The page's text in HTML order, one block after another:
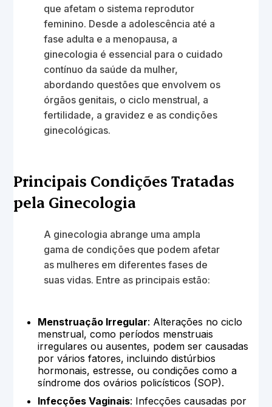
que afetam o sistema reprodutor
feminino. Desde a adolescência até a
fase adulta e a menopausa, a
ginecologia é essencial para o cuidado
contínuo da saúde da mulher,
abordando questões que envolvem os
órgãos genitais, o ciclo menstrual, a
fertilidade, a gravidez e as condições
ginecológicas.
Principais Condições Tratadas
pela Ginecologia
A ginecologia abrange uma ampla
gama de condições que podem afetar
as mulheres em diferentes fases de
suas vidas. Entre as principais estão:
Menstruação Irregular: Alterações no ciclo
menstrual, como períodos menstruais
irregulares ou ausentes, podem ser causadas
por vários fatores, incluindo distúrbios
hormonais, estresse, ou condições como a
síndrome dos ovários policísticos (SOP).
Infecções Vaginais: Infecções causadas por